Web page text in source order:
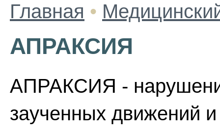
Главная •
АПРАКСИЯ
АПРАКСИЯ -
заученных движений и